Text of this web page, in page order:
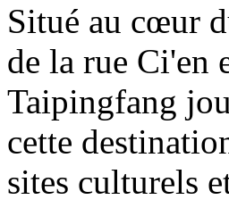
Situé au cœur
de la rue Ci'en
Taipingfang
cette
sites culturels